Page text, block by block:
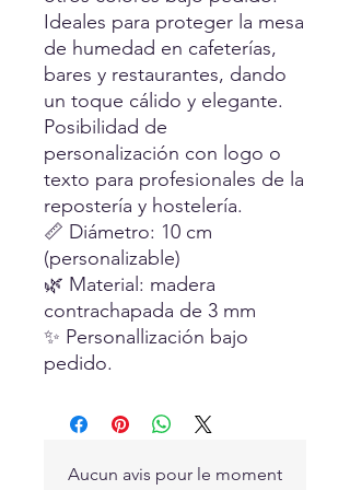
Ideales para proteger la mesa
de humedad en cafeterías,
bares y restaurantes, dando
un toque cálido y elegante.
Posibilidad de
personalización con logo o
texto para profesionales de la
repostería y hostelería.
📏 Diámetro: 10 cm
(personalizable)
🌿 Material: madera
contrachapada de 3 mm
✨ Personallización bajo
pedido.
Aucun avis pour le moment